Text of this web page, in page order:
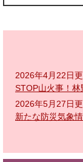
2026年4月22日
STOP山火事！
2026年5月27日
新たな防災気象